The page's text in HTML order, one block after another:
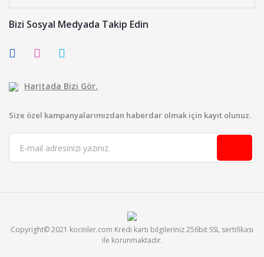
Bizi Sosyal Medyada Takip Edin
Haritada Bizi Gör.
Size özel kampanyalarımızdan haberdar olmak için kayıt olunuz.
Copyright© 2021 kocinler.com Kredi kartı bilgileriniz 256bit SSL sertifikası
ile korunmaktadır.